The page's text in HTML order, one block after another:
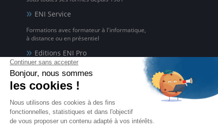
ENI Service
Formations avec formateur à l'informatique,
à distance ou en présentiel
Editions ENI Pro
pour les organismes de formation
ENI elearning
La solution de formation à l'informatique en ligne,
disponible en 5 langues